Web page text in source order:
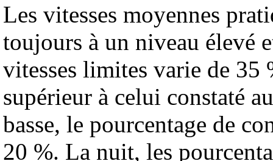
Les vitesses moyennes
toujours à un niveau élevé
vitesses limites varie de 35
supérieur à celui constaté
basse, le pourcentage de
20 %. La nuit, les